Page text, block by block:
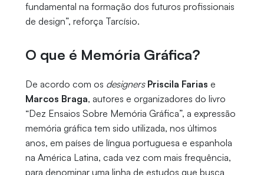
fundamental na formação dos futuros profissionais
de design”, reforça Tarcísio.
O que é Memória Gráfica?
De acordo com os designers Priscila Farias e
Marcos Braga, autores e organizadores do livro
“Dez Ensaios Sobre Memória Gráfica”, a expressão
memória gráfica tem sido utilizada, nos últimos
anos, em países de língua portuguesa e espanhola
na América Latina, cada vez com mais frequência,
para denominar uma linha de estudos que busca